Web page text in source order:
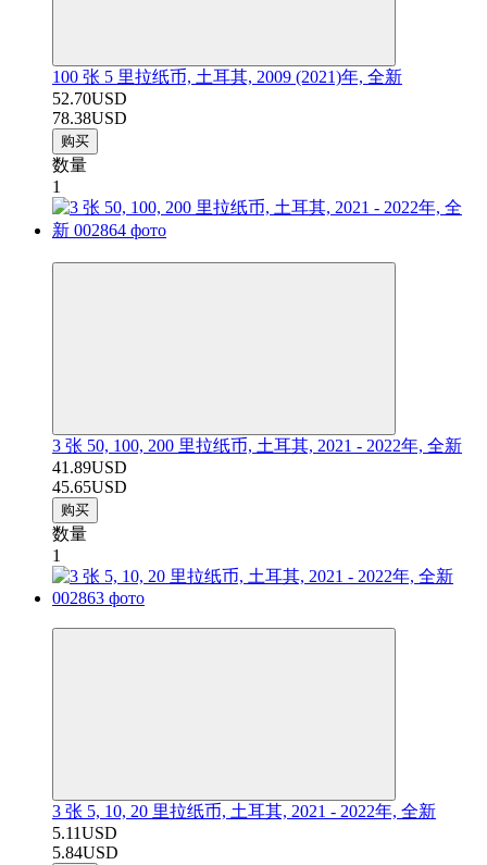
100 张 5 里拉纸币, 土耳其, 2009 (2021)年, 全新
52.70USD
78.38USD
购买
数量
1
3 张 50, 100, 200 里拉纸币, 土耳其, 2021 - 2022年, 全新
41.89USD
45.65USD
购买
数量
1
3 张 5, 10, 20 里拉纸币, 土耳其, 2021 - 2022年, 全新
5.11USD
5.84USD